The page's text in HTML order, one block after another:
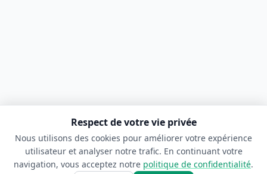
Respect de votre vie privée
Nous utilisons des cookies pour améliorer votre expérience
utilisateur et analyser notre trafic. En continuant votre
navigation, vous acceptez notre politique de confidentialité.